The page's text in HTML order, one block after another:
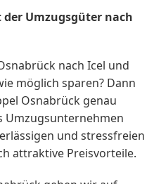
der Umzugsgüter nach
nach Icel und
möglich sparen? Dann
Osnabrück genau
Umzugsunternehmen
und stressfreien
attraktive Preisvorteile.